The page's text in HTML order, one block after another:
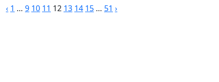
Paginación
‹ 1 … 9 10 11 12 13 14 15 … 51 ›